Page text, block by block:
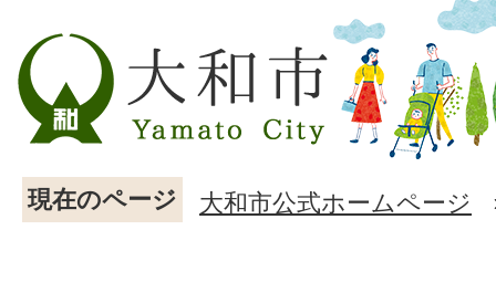
現在のページ 大和市公式ホームページ